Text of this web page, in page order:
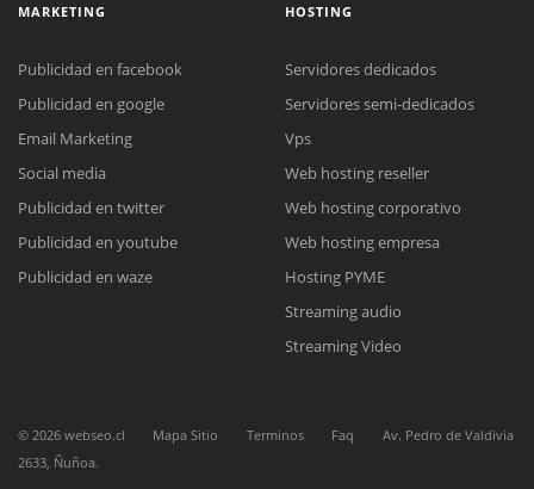
Reunión online
Nuestros ejecutivos le enviarán un correo electrónico con el enlace a
Meet para la reunión online.
Cotización
Todos nuestros ejecutivos están fuera de línea. Complete el formulario
MARKETING
Publicidad en facebook
Publicidad en google
Email Marketing
Social media
Publicidad en twitter
Publicidad en youtube
Publicidad en waze
HOSTING
Servidores dedicados
Servidores semi-dedicados
Vps
Web hosting reseller
Web hosting corporativo
Web hosting empresa
Hosting PYME
Streaming audio
Streaming Video
© 2026 webseo.cl Mapa Sitio Terminos Faq
Av. Pedro de Valdivia
2633, Ñuñoa.